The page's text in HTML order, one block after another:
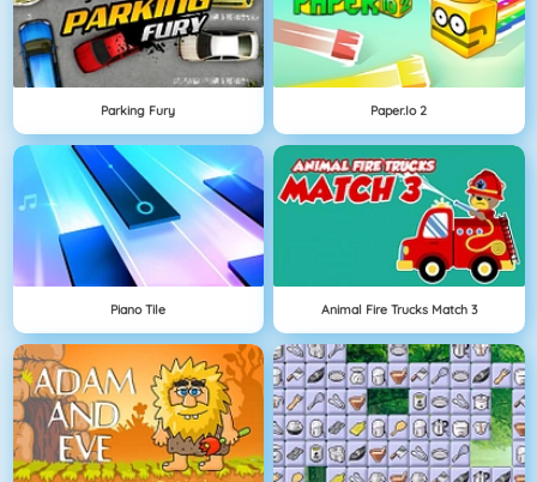
Parking Fury Paper.io 2
Piano Tile Animal Fire Trucks Match 3